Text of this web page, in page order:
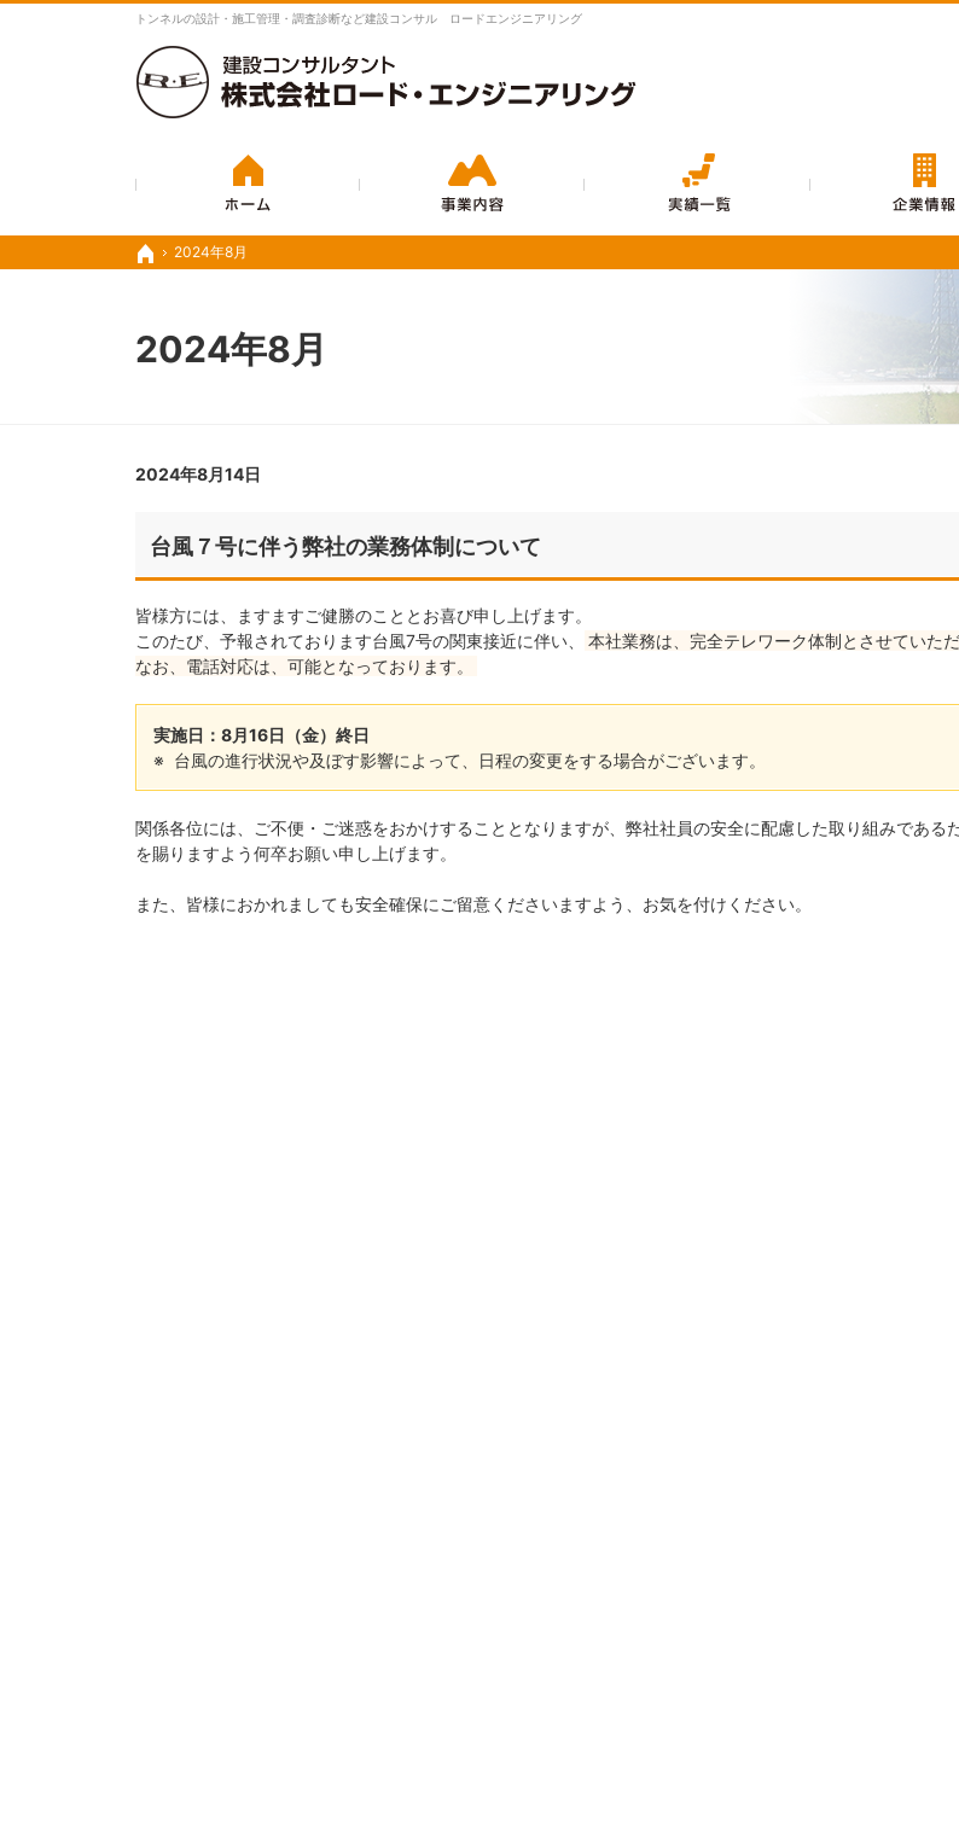
ホーム
2024年8月
2024年8月
豊富な実績と経験で、さまざまな業務に対応いたします。
トンネルの設計・施工管理・調査診断など建設コンサル ロードエンジニアリング
2024年8月14日
台風７号に伴う弊社の業務体制について
皆様方には、ますますご健勝のこととお喜び申し上げます。
このたび、予報されております台風7号の関東接近に伴い、
本社業務は、完全テレワーク体制とさせていただ
なお、電話対応は、可能となっております。
実施日：8月16日（金）終日
台風の進行状況や及ぼす影響によって、日程の変更をする場合がございます。
関係各位には、ご不便・ご迷惑をおかけすることとなりますが、弊社社員の安全に配慮した取り組みである
を賜りますよう何卒お願い申し上げます。
また、皆様におかれましても安全確保にご留意くださいますよう、お気を付けください。
ホーム
2024年8月